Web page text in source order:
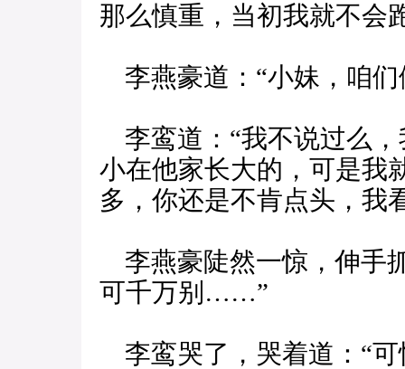
那么慎重，当初我就不会
李燕豪道：“小妹，咱
李鸾道：“我不说过么
小在他家长大的，可是
多，你还是不肯点头，我
李燕豪陡然一惊，伸手
可千万别……”
李鸾哭了，哭着道：“